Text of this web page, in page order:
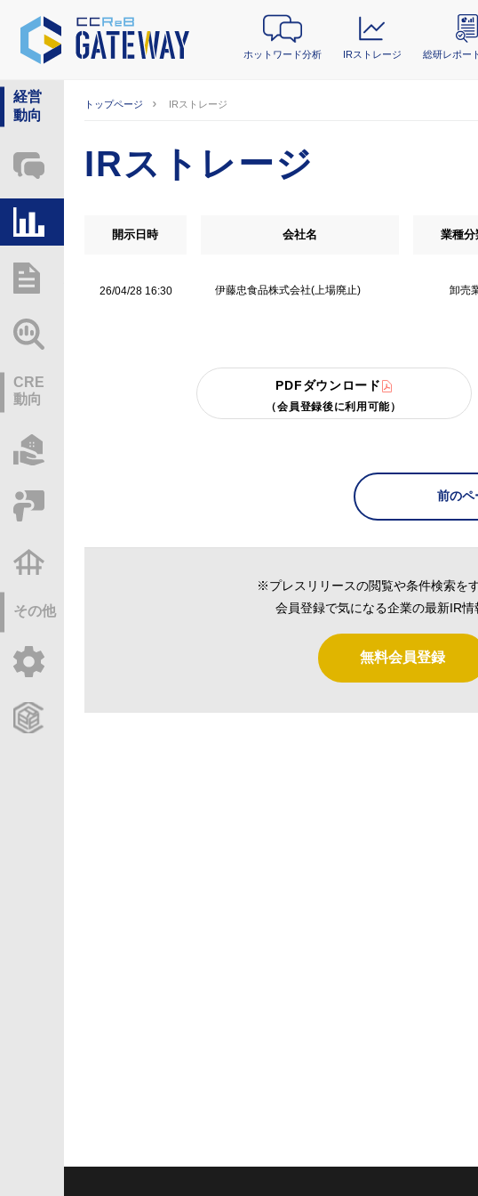
ホットワード分析 IRストレージ 総研レポー
経営
動向
ホットワード分析
CRE
動向
その他
トップページ IRストレージ
IRストレージ
開示日時 会社名 業種分
26/04/28 16:30 伊藤忠食品株式会社(上場廃止) 卸売
PDFダウンロード
（会員登録後に利用可能）
前のペ
※プレスリリースの閲覧や条件検索を
会員登録で気になる企業の最新IR情
無料会員登録